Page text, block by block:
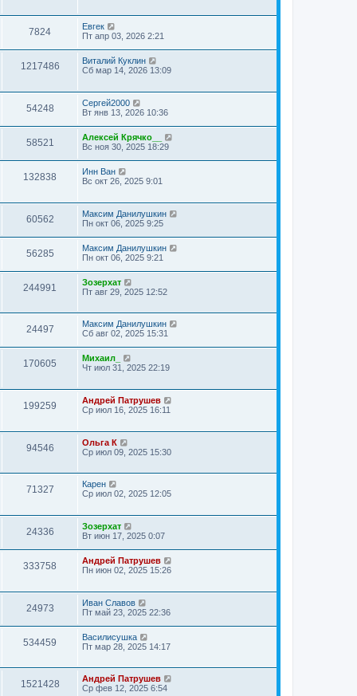
7824
Евгек
Пт апр 03, 2026 2:21
1217486
Виталий Куклин
Сб мар 14, 2026 13:09
54248
Сергей2000
Вт янв 13, 2026 10:36
58521
Алексей Крячко__
Вс ноя 30, 2025 18:29
132838
Инн Ван
Вс окт 26, 2025 9:01
60562
Максим Данилушкин
Пн окт 06, 2025 9:25
56285
Максим Данилушкин
Пн окт 06, 2025 9:21
244991
Зозерхат
Пт авг 29, 2025 12:52
24497
Максим Данилушкин
Сб авг 02, 2025 15:31
170605
Михаил_
Чт июл 31, 2025 22:19
199259
Андрей Патрушев
Ср июл 16, 2025 16:11
94546
Ольга К
Ср июл 09, 2025 15:30
71327
Карен
Ср июл 02, 2025 12:05
24336
Зозерхат
Вт июн 17, 2025 0:07
333758
Андрей Патрушев
Пн июн 02, 2025 15:26
24973
Иван Славов
Пт май 23, 2025 22:36
534459
Василисушка
Пт мар 28, 2025 14:17
1521428
Андрей Патрушев
Ср фев 12, 2025 6:54